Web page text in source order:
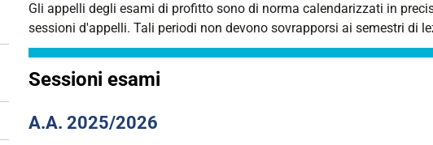
Gli appelli degli esami di profitto sono di norma calendarizzati in
sessioni d'appelli. Tali periodi non devono sovrapporsi ai semestri di
Sessioni esami
A.A. 2025/2026